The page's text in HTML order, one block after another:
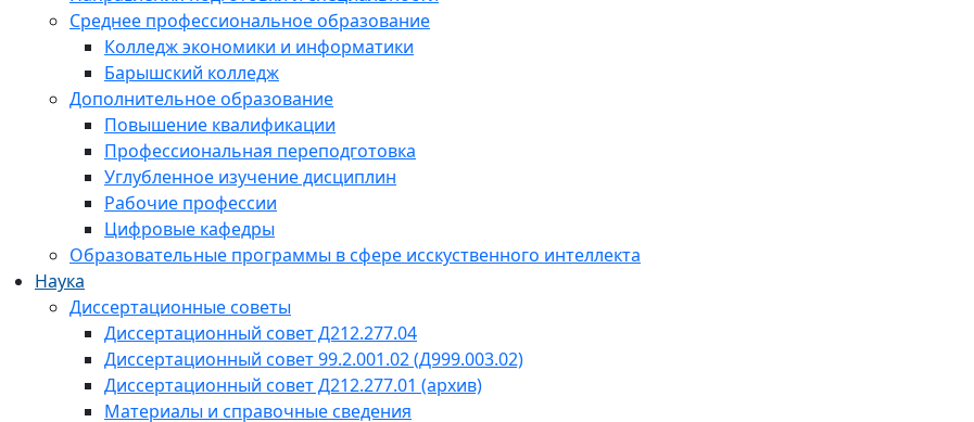
Среднее профессиональное образование
Колледж экономики и информатики
Барышский колледж
Дополнительное образование
Повышение квалификации
Профессиональная переподготовка
Углубленное изучение дисциплин
Рабочие профессии
Цифровые кафедры
Образовательные программы в сфере исскуственного интеллекта
Наука
Диссертационные советы
Диссертационный совет Д212.277.04
Диссертационный совет 99.2.001.02 (Д999.003.02)
Диссертационный совет Д212.277.01 (архив)
Материалы и справочные сведения